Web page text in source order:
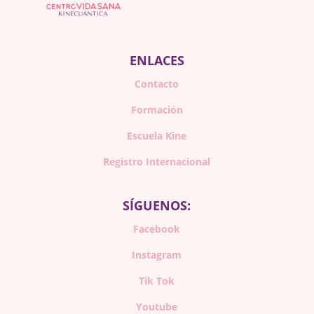
ENLACES
Contacto
Formación
Escuela Kine
Registro Internacional
SÍGUENOS:
Facebook
Instagram
Tik Tok
Youtube